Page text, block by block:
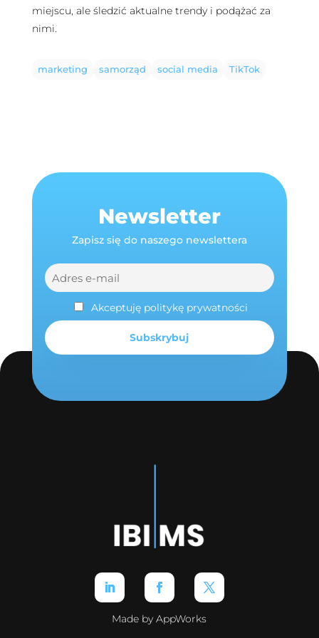
miejscu, ale śledzić aktualne trendy i podążać za
nimi.
marketing samorząd social media TikTok
Newsletter
Zapisz się do naszego newslettera
Akceptuję politykę prywatności
Made by AppWorks